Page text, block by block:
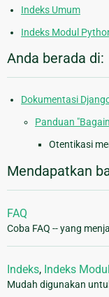
Indeks Umum
Indeks Modul
Anda berada di:
Dokumentasi
Panduan
Otentikasi
Mendapatkan
FAQ
Coba FAQ -- yang
Indeks, Indeks Modul
Mudah digunakan